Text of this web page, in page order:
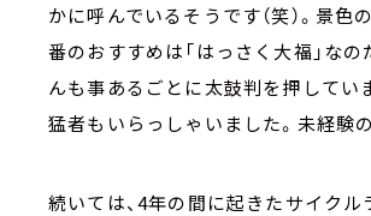
かに呼んでいるそうです（笑）。景
番のおすすめは「はっさく大福」な
んも事あるごとに太鼓判を押してい
猛者もいらっしゃいました。未経験
続いては、4年の間に起きたサイク